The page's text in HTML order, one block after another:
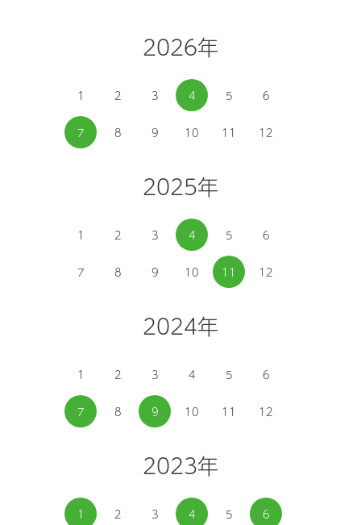
2026年
1 2 3 4 5 6
7 8 9 10 11 12
2025年
1 2 3 4 5 6
7 8 9 10 11 12
2024年
1 2 3 4 5 6
7 8 9 10 11 12
2023年
1 2 3 4 5 6